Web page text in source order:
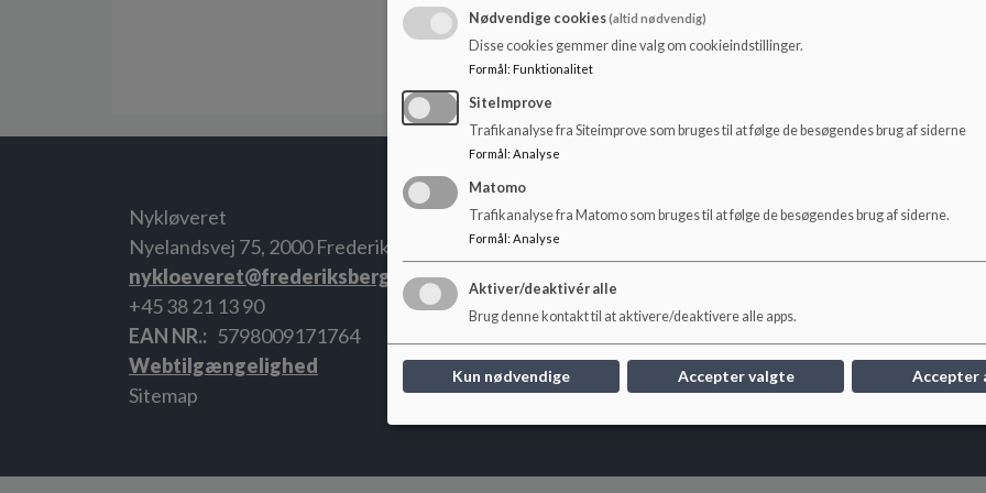
Du kan holde øje med ledige stillinger hos os her på siden
hjemmeside.
Nykløveret
Nyelandsvej 75, 2000 Frederiksberg
nykloeveret@frederiksberg.dk
+45 38 21 13 90
EAN NR.
5798009171764
Webtilgængelighed
Sitemap
Nødvendige cookies(altid nødvendig)
Disse cookies gemmer dine valg om cookieindstillinger.
Formål : Funktionalitet
SiteImprove
Trafikanalyse fra Siteimprove som bruges til at følge de besøgendes brug af siderne
Formål : Analyse
Matomo
Trafikanalyse fra Matomo som bruges til at følge de besøgendes brug af siderne.
Formål: Analyse
Aktiver/deaktivér alle
Brug denne kontakt til at aktivere/deaktivere alle apps.
Kun nødvendige Accepter valgte Accepter